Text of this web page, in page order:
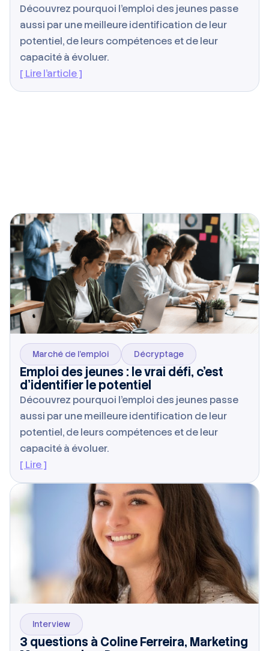
Découvrez pourquoi l’emploi des jeunes passe
aussi par une meilleure identification de leur
potentiel, de leurs compétences et de leur
capacité à évoluer.
[ Lire l’article ]
Marché de l’emploi Décryptage
Emploi des jeunes : le vrai défi, c’est
d’identifier le potentiel
Découvrez pourquoi l’emploi des jeunes passe
aussi par une meilleure identification de leur
potentiel, de leurs compétences et de leur
capacité à évoluer.
[ Lire ]
Interview
3 questions à Coline Ferreira, Marketing